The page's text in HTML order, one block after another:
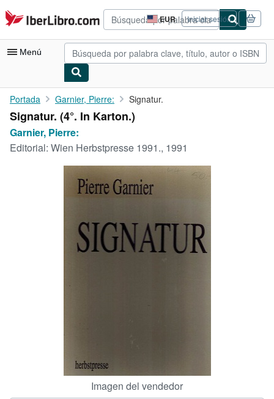
Pasar al contenido principal
IberLibro.com EUR
Preferencias
de
compra
del
Iniciar sesión
Menú
Mi cuenta
Consultar mis pedidos
Búsqueda avanzada
Comenzar a vender
Portada Garnier, Pierre: Signatur.
Signatur. (4°. In Karton.)
Garnier, Pierre:
Editorial: Wien Herbstpresse 1991., 1991
Imagen del vendedor